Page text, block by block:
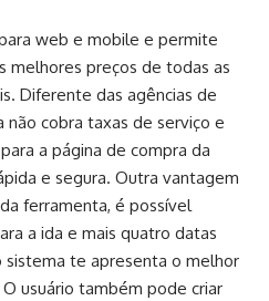
web e mobile e permite
melhores preços de todas as
Diferente das agências de
cobra taxas de serviço e
a página de compra da
e segura. Outra vantagem
ferramenta, é possível
a ida e mais quatro datas
te apresenta o melhor
usuário também pode criar